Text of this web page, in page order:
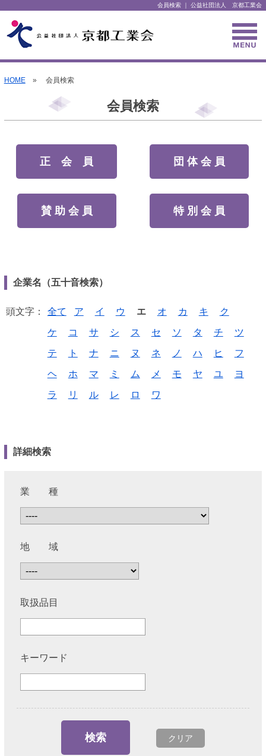
会員検索 ｜ 公益社団法人 京都工業会
HOME» 会員検索
会員検索
正 会 員 団 体 会 員
賛 助 会 員 特 別 会 員
企業名（五十音検索）
頭文字： 全て ア イ ウ エ オ カ キ ク
ケ コ サ シ ス セ ソ タ チ ツ
テ ト ナ ニ ヌ ネ ノ ハ ヒ フ
ヘ ホ マ ミ ム メ モ ヤ ユ ヨ
ラ リ ル レ ロ ワ
詳細検索
業 種
地 域
取扱品目
キーワード